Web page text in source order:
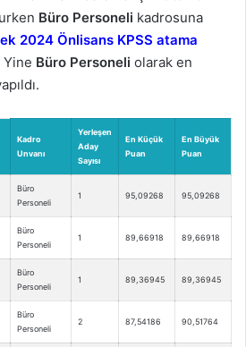
Büro Personeli kadrosuna
2024 Önlisans KPSS atama
Büro Personeli olarak en
Kadro
Unvanı
Yerleşen
Aday
Sayısı
En Küçük
Puan
En Büyük
Puan
Büro
Personeli
1 95,09268 95,09268
Büro
Personeli
1 89,66918 89,66918
Büro
Personeli
1 89,36945 89,36945
Büro
Personeli
2 87,54186 90,51764